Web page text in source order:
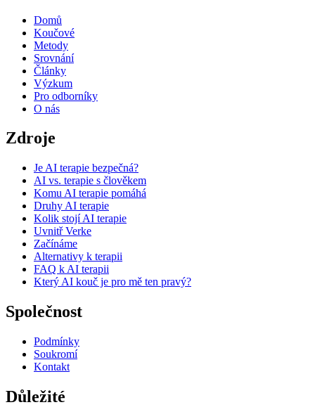
Domů
Koučové
Metody
Srovnání
Články
Výzkum
Pro odborníky
O nás
Zdroje
Je AI terapie bezpečná?
AI vs. terapie s člověkem
Komu AI terapie pomáhá
Druhy AI terapie
Kolik stojí AI terapie
Uvnitř Verke
Začínáme
Alternativy k terapii
FAQ k AI terapii
Který AI kouč je pro mě ten pravý?
Společnost
Podmínky
Soukromí
Kontakt
Důležité